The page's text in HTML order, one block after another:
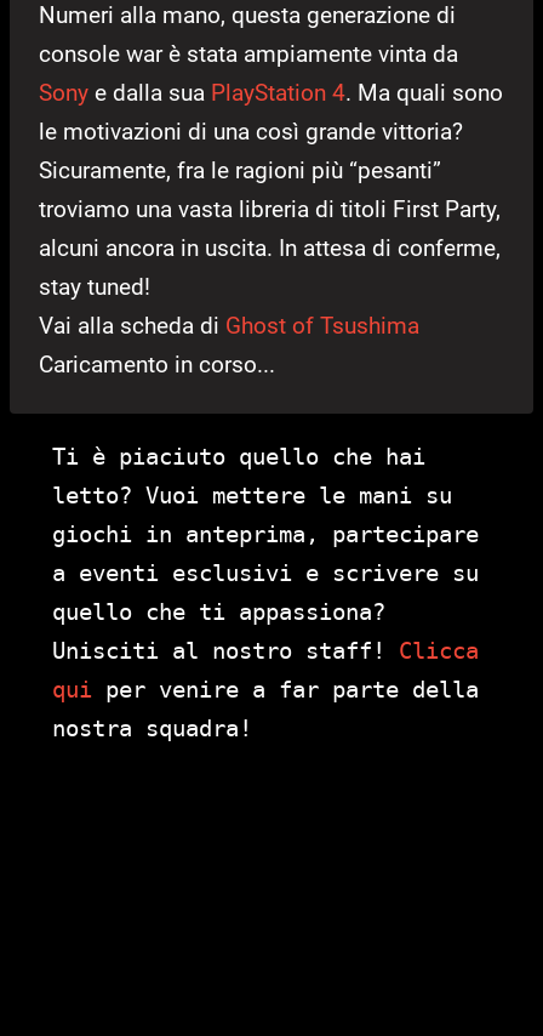
Numeri alla mano, questa generazione di
console war è stata ampiamente vinta da
Sony e dalla sua PlayStation 4. Ma quali sono
le motivazioni di una così grande vittoria?
Sicuramente, fra le ragioni più “pesanti”
troviamo una vasta libreria di titoli First Party,
alcuni ancora in uscita. In attesa di conferme,
stay tuned!
Vai alla scheda di Ghost of Tsushima
Caricamento in corso...
Ti è piaciuto quello che hai
letto? Vuoi mettere le mani su
giochi in anteprima, partecipare
a eventi esclusivi e scrivere su
quello che ti appassiona?
Unisciti al nostro staff! Clicca
qui per venire a far parte della
nostra squadra!